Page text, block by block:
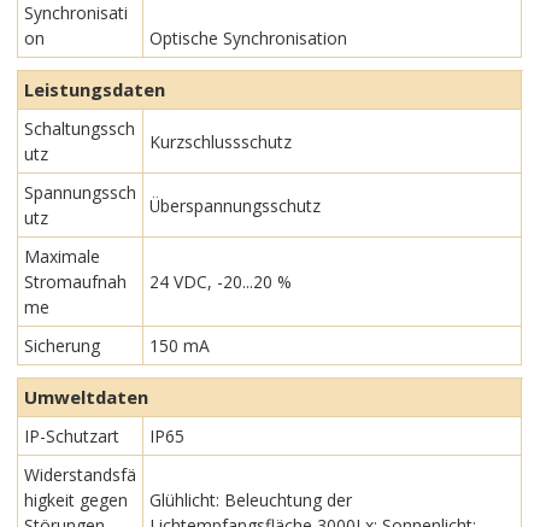
Synchronisati
on
Optische Synchronisation
Leistungsdaten
Schaltungssch
utz
Kurzschlussschutz
Spannungssch
utz
Überspannungsschutz
Maximale
Stromaufnah
me
24 VDC, -20...20 %
Sicherung 150 mA
Umweltdaten
IP-Schutzart
IP65
Widerstandsfä
higkeit gegen
Glühlicht: Beleuchtung der